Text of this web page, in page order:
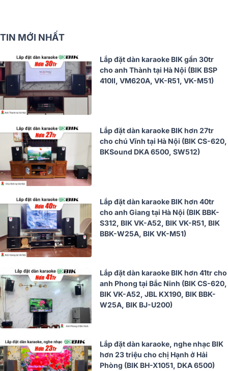
TIN MỚI NHẤT
Lắp đặt dàn karaoke BIK gần 30tr
cho anh Thành tại Hà Nội (BIK BSP
410II, VM620A, VK-R51, VK-M51)
Lắp đặt dàn karaoke BIK hơn 27tr
cho chú Vĩnh tại Hà Nội (BIK CS-620,
BKSound DKA 6500, SW512)
Lắp đặt dàn karaoke BIK hơn 40tr
cho anh Giang tại Hà Nội (BIK BBK-
S312, BIK VK-A52, BIK VK-R51, BIK
BBK-W25A, BIK VK-M51)
Lắp đặt dàn karaoke BIK hơn 41tr cho
anh Phong tại Bắc Ninh (BIK CS-620,
BIK VK-A52, JBL KX190, BIK BBK-
W25A, BIK BJ-U200)
Lắp đặt dàn karaoke, nghe nhạc BIK
hơn 23 triệu cho chị Hạnh ở Hải
Phòng (BIK BH-X1051, DKA 6500)